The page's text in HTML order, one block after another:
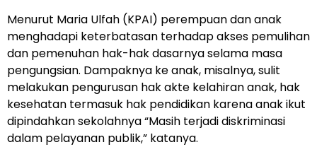
Menurut Maria Ulfah (KPAI) perempuan dan anak
menghadapi keterbatasan terhadap akses pemulihan
dan pemenuhan hak-hak dasarnya selama masa
pengungsian. Dampaknya ke anak, misalnya, sulit
melakukan pengurusan hak akte kelahiran anak, hak
kesehatan termasuk hak pendidikan karena anak ikut
dipindahkan sekolahnya “Masih terjadi diskriminasi
dalam pelayanan publik,” katanya.